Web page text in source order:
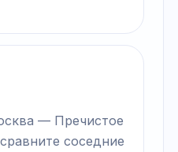
— Пречистое
соседние